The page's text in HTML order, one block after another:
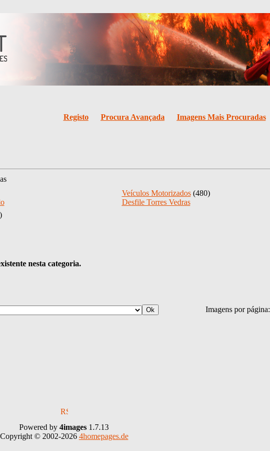
Registo Procura Avançada Imagens Mais Procuradas
Veículos Motorizados(480)
Desfile Torres Vedras
nesta categoria.
Imagens por página:
Powered by 4images 1.7.13
Copyright © 2002-2026 4homepages.de